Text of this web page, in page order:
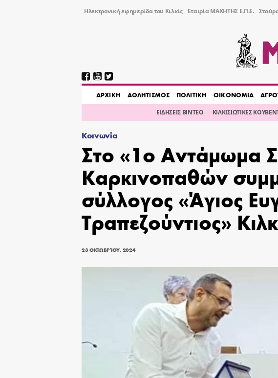
Ηλεκτρονική εφημερίδα του Κιλκίς Εταιρία ΜΑΧΗΤΗΣ Ε.Π.Ε.
AΡΧΙΚΗ ΑΘΛΗΤΙΣΜΟΣ ΠΟΛΙΤΙΚΗ ΟΙΚΟΝΟΜΙΑ
ΕΙΔΗΣΕΙΣ ΒΙΝΤΕΟ ΚΙΛΚΙΣΙΩΤΙΚΕΣ
Κοινωνία
Στο «1ο Αντάμωμα
Καρκινοπαθών
σύλλογος «Άγιος
Τραπεζούντιος»
23 ΟΚΤΩΒΡΊΟΥ, 2024